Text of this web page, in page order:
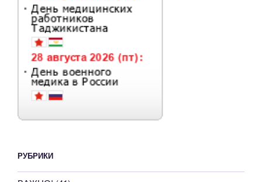
РУБРИКИ